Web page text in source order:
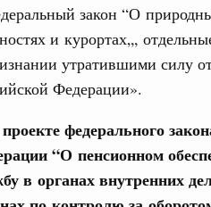
закон “О
и курортах„,
утратившими силу
Федерации».
федерального
“О пенсионном
в органах внутренних
законов
16 июля, четверг
(2026 год,
9 июля, четверг